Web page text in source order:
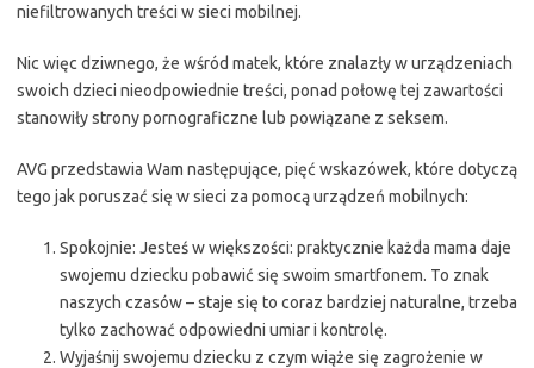
niefiltrowanych treści w sieci mobilnej.
Nic więc dziwnego, że wśród matek, które znalazły w urządzeniach
swoich dzieci nieodpowiednie treści, ponad połowę tej zawartości
stanowiły strony pornograficzne lub powiązane z seksem.
AVG przedstawia Wam następujące, pięć wskazówek, które dotyczą
tego jak poruszać się w sieci za pomocą urządzeń mobilnych:
Spokojnie: Jesteś w większości: praktycznie każda mama daje
swojemu dziecku pobawić się swoim smartfonem. To znak
naszych czasów – staje się to coraz bardziej naturalne, trzeba
tylko zachować odpowiedni umiar i kontrolę.
Wyjaśnij swojemu dziecku z czym wiąże się zagrożenie w